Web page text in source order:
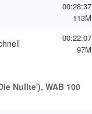
00:28:37
113M
00:22:07
97M
Nullte'), WAB 100